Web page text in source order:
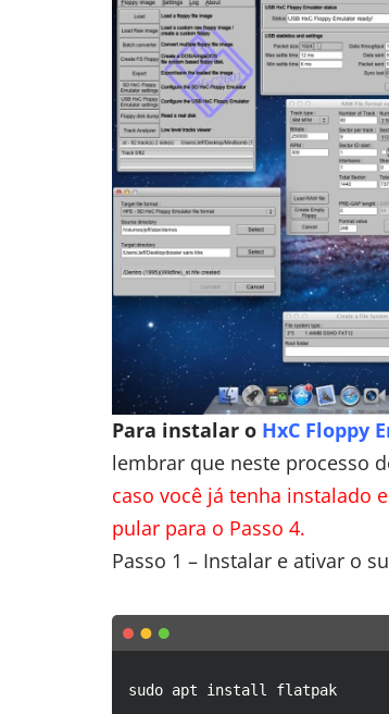
Para instalar o HxC Floppy
lembrar que neste processo
caso você já tenha instalado
pular para o Passo 4.
Passo 1 – Instalar e ativar o
sudo apt install flatpak